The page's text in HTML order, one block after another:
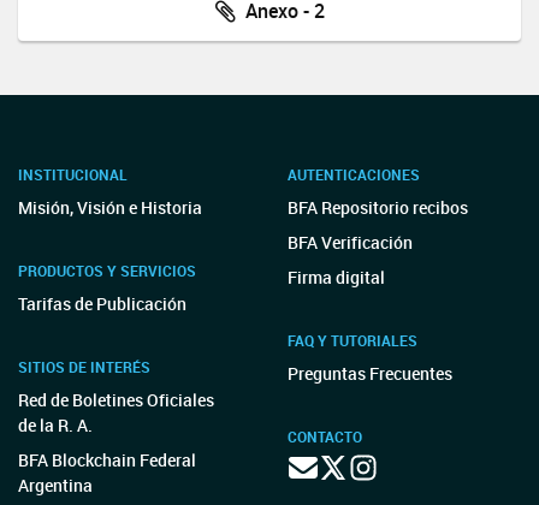
Anexo - 2
INSTITUCIONAL
Misión, Visión e Historia
PRODUCTOS Y SERVICIOS
Tarifas de Publicación
SITIOS DE INTERÉS
Red de Boletines Oficiales
de la R. A.
BFA Blockchain Federal
Argentina
AUTENTICACIONES
BFA Repositorio recibos
BFA Verificación
Firma digital
FAQ Y TUTORIALES
Preguntas Frecuentes
CONTACTO